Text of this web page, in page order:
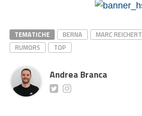
TEMATICHE BERNA MARC REICHERT
RUMORS
TOP
Andrea Branca